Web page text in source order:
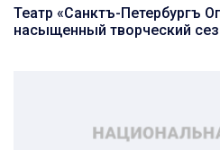
Театр «Санктъ-Петербургъ
насыщенный творческий